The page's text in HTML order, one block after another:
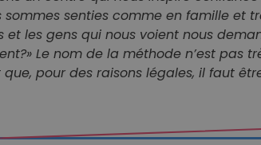
sommes senties comme en famille et
les gens qui nous voient nous
Le nom de la méthode n’est
pour des raisons légales, il faut